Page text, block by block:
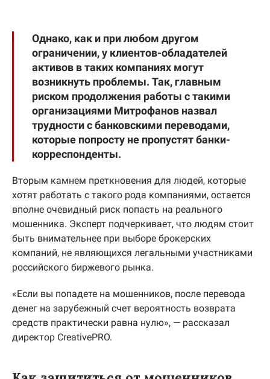
Однако, как и при любом другом
ограничении, у клиентов-обладателей
активов в таких компаниях могут
возникнуть проблемы. Так, главным
риском продолжения работы с такими
организациями Митрофанов назвал
трудности с банковскими переводами,
которые попросту не пропустят банки-
корреспонденты.
Вторым камнем преткновения для людей, которые
хотят работать с такого рода компаниями, остается
вполне очевидный риск попасть на реального
мошенника. Эксперт подчеркивает, что людям стоит
быть внимательнее при выборе брокерских
компаний, не являющихся легальными участниками
российского биржевого рынка.
«Если вы попадете на мошенников, после перевода
денег на зарубежный счет вероятность возврата
средств практически равна нулю», — рассказал
директор CreativePRO.